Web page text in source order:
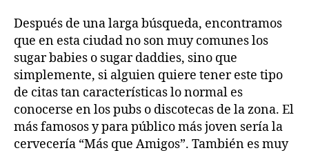
Después de una larga búsqueda, encontramos
que en esta ciudad no son muy comunes los
sugar babies o sugar daddies, sino que
simplemente, si alguien quiere tener este tipo
de citas tan características lo normal es
conocerse en los pubs o discotecas de la zona. El
más famosos y para público más joven sería la
cervecería “Más que Amigos”. También es muy